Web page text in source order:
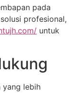
pada
profesional,
untuk
yang lebih